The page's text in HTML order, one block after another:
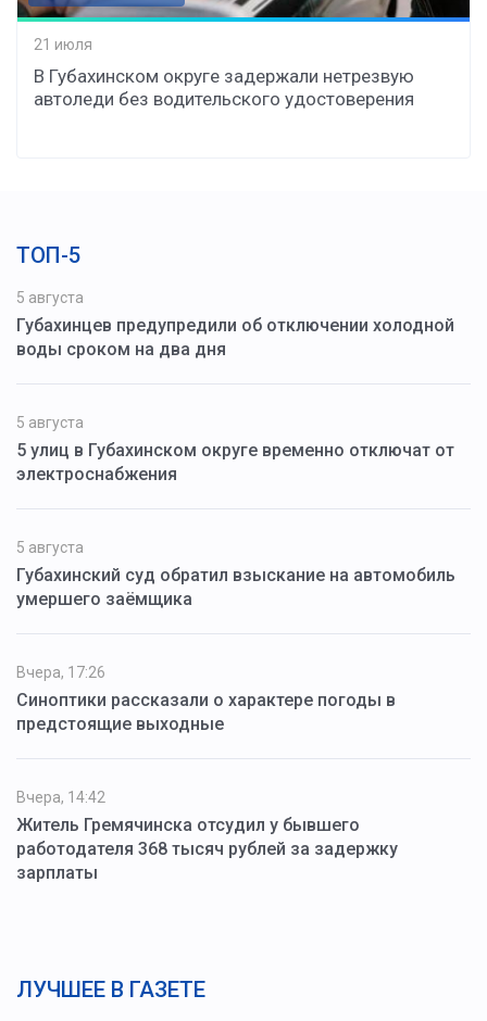
21 июля
В Губахинском округе задержали нетрезвую
автоледи без водительского удостоверения
ТОП-5
5 августа
Губахинцев предупредили об отключении холодной
воды сроком на два дня
5 августа
5 улиц в Губахинском округе временно отключат от
электроснабжения
5 августа
Губахинский суд обратил взыскание на автомобиль
умершего заёмщика
Вчера, 17:26
Синоптики рассказали о характере погоды в
предстоящие выходные
Вчера, 14:42
Житель Гремячинска отсудил у бывшего
работодателя 368 тысяч рублей за задержку
зарплаты
ЛУЧШЕЕ В ГАЗЕТЕ